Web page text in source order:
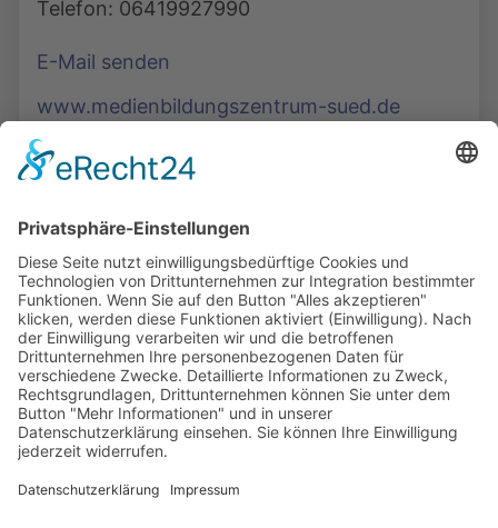
Telefon: 06419927990
E-Mail senden
www.medienbildungszentrum-sued.de
Podcasts, Themen und Informationen.
Entdecken Sie unser Forum für Medien, Bildung
und Demokratie - jederzeit und überall
verfügbar.
Mehr erfahren